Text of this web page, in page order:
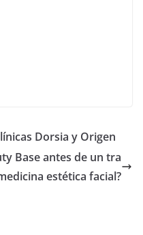
Dorsia y Origen
Base antes de un tra
estética facial?